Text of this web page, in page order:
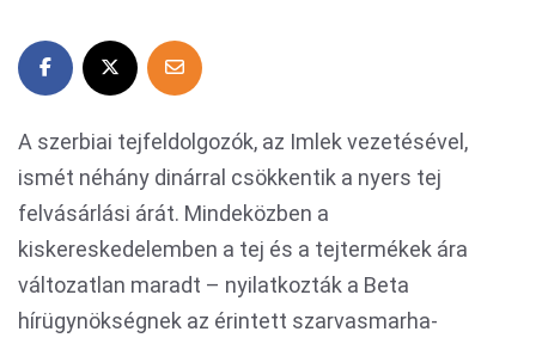
A szerbiai tejfeldolgozók, az Imlek vezetésével,
ismét néhány dinárral csökkentik a nyers tej
felvásárlási árát. Mindeközben a
kiskereskedelemben a tej és a tejtermékek ára
változatlan maradt – nyilatkozták a Beta
hírügynökségnek az érintett szarvasmarha-